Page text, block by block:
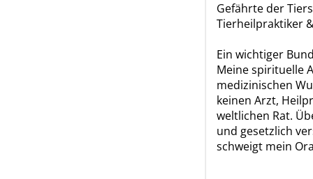
Gefährte der
Tierheilpraktiker
Ein wichtiger
Meine spirituelle
medizinischen
keinen Arzt,
weltlichen Rat.
und gesetzlich
schweigt mein